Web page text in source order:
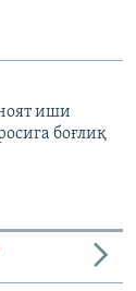
иши
боғлиқ